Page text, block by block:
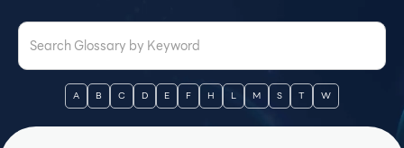
A B C D E F H L M S T W